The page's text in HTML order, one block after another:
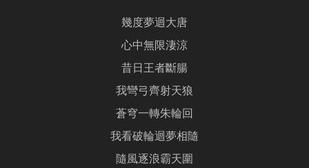
幾度夢迴大唐
心中無限淒涼
昔日王者斷腸
我彎弓齊射天狼
蒼穹一轉朱輪回
我看破輪迴夢相隨
隨風逐浪霸天圍